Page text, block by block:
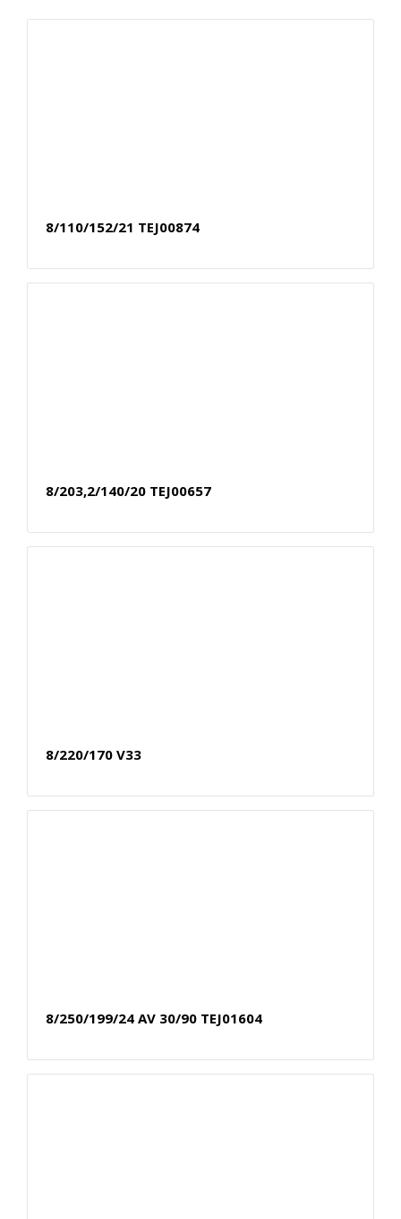
8/110/152/21 TEJ00874
8/203,2/140/20 TEJ00657
8/220/170 V33
8/250/199/24 AV 30/90 TEJ01604